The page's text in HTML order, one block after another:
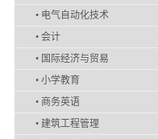
• 电气自动化技术
• 会计
• 国际经济与贸易
• 小学教育
• 商务英语
• 建筑工程管理